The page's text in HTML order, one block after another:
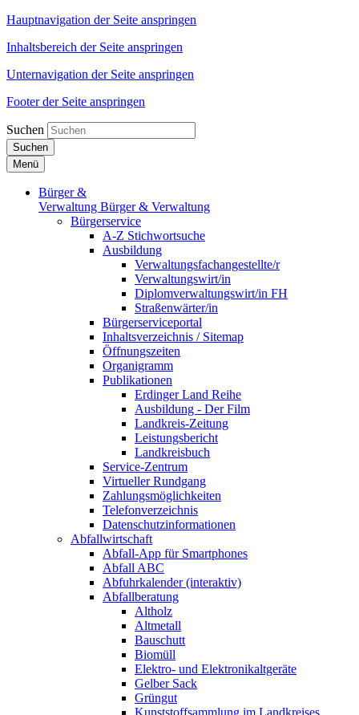
Hauptnavigation der Seite anspringen
Inhaltsbereich der Seite anspringen
Unternavigation der Seite anspringen
Footer der Seite anspringen
Suchen
Suchen
Menü
Bürger &
Verwaltung Bürger & Verwaltung
Bürgerservice
A-Z Stichwortsuche
Ausbildung
Verwaltungsfachangestellte/r
Verwaltungswirt/in
Diplomverwaltungswirt/in FH
Straßenwärter/in
Bürgerserviceportal
Inhaltsverzeichnis / Sitemap
Öffnungszeiten
Organigramm
Publikationen
Erdinger Land Reihe
Ausbildung - Der Film
Landkreis-Zeitung
Leistungsbericht
Landkreisbuch
Service-Zentrum
Virtueller Rundgang
Zahlungsmöglichkeiten
Telefonverzeichnis
Datenschutzinformationen
Abfallwirtschaft
Abfall-App für Smartphones
Abfall ABC
Abfuhrkalender (interaktiv)
Abfallberatung
Altholz
Altmetall
Bauschutt
Biomüll
Elektro- und Elektronikaltgeräte
Gelber Sack
Grüngut
Kunststoffsammlung im Landkreises